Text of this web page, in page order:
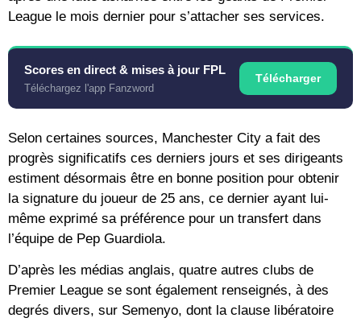
League le mois dernier pour s’attacher ses services.
Scores en direct & mises à jour FPL
Téléchargez l'app Fanzword
Télécharger
Selon certaines sources, Manchester City a fait des
progrès significatifs ces derniers jours et ses dirigeants
estiment désormais être en bonne position pour obtenir
la signature du joueur de 25 ans, ce dernier ayant lui-
même exprimé sa préférence pour un transfert dans
l’équipe de Pep Guardiola.
D’après les médias anglais, quatre autres clubs de
Premier League se sont également renseignés, à des
degrés divers, sur Semenyo, dont la clause libératoire